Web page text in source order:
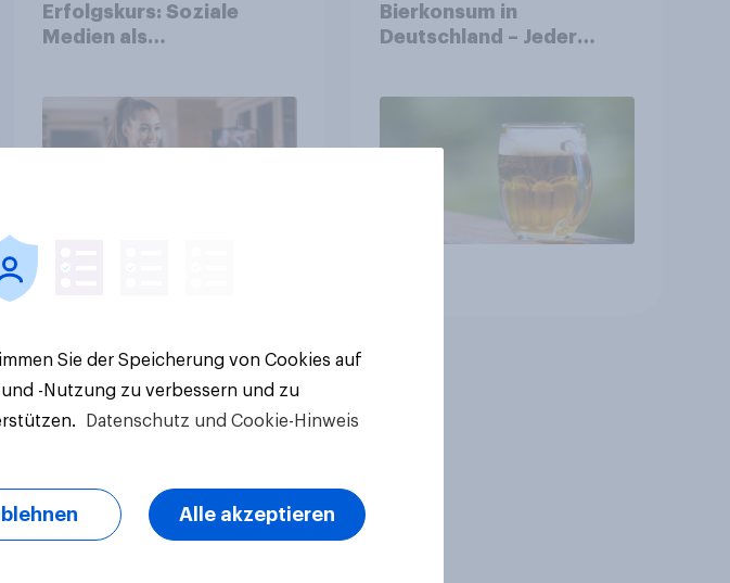
Erfolgskurs: Soziale
Medien als
Bierkonsum in
Deutschland – Jeder
um über 23 Prozent
Sie der Speicherung von Cookies auf
-Nutzung zu verbessern und zu
Datenschutz und Cookie-Hinweis
Alle akzeptieren